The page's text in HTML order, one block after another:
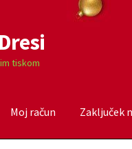
tiskom
Moj račun Zaključek